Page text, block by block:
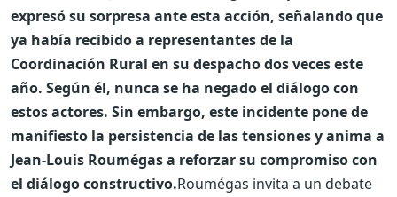
expresó su sorpresa ante esta acción, señalando que
ya había recibido a representantes de la
Coordinación Rural en su despacho dos veces este
año. Según él, nunca se ha negado el diálogo con
estos actores. Sin embargo, este incidente pone de
manifiesto la persistencia de las tensiones y anima a
Jean-Louis Roumégas a reforzar su compromiso con
el diálogo constructivo.Roumégas invita a un debate